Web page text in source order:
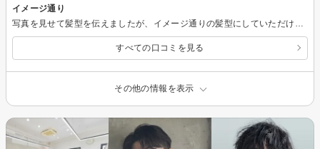
イメージ通り
すべての口コミを見る
その他の情報を表示